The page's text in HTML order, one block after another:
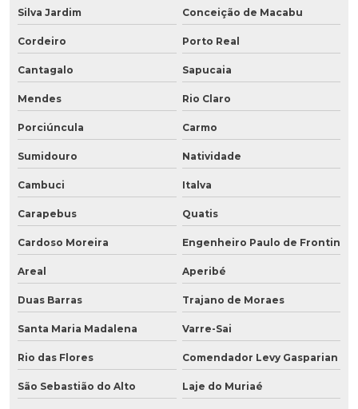
Silva Jardim Conceição de Macabu
Cordeiro Porto Real
Cantagalo Sapucaia
Mendes Rio Claro
Porciúncula Carmo
Sumidouro Natividade
Cambuci Italva
Carapebus Quatis
Cardoso Moreira Engenheiro Paulo de Frontin
Areal Aperibé
Duas Barras Trajano de Moraes
Santa Maria Madalena Varre-Sai
Rio das Flores Comendador Levy Gasparian
São Sebastião do Alto Laje do Muriaé